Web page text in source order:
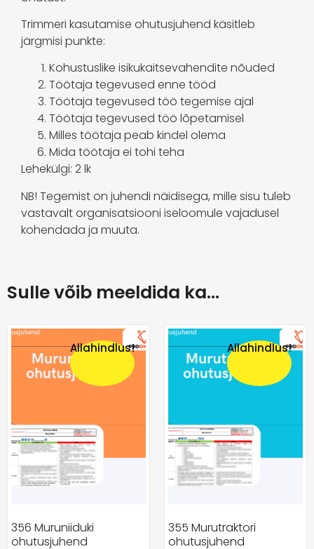
Trimmeri kasutamise ohutusjuhend käsitleb
järgmisi punkte:
Kohustuslike isikukaitsevahendite nõuded
Töötaja tegevused enne tööd
Töötaja tegevused töö tegemise ajal
Töötaja tegevused töö lõpetamisel
Milles töötaja peab kindel olema
Mida töötaja ei tohi teha
Lehekülgi: 2 lk
NB! Tegemist on juhendi näidisega, mille sisu tuleb
vastavalt organisatsiooni iseloomule vajadusel
kohendada ja muuta.
Sulle võib meeldida ka…
Allahindlus!
356 Muruniiduki
ohutusjuhend
Allahindlus!
355 Murutraktori
ohutusjuhend